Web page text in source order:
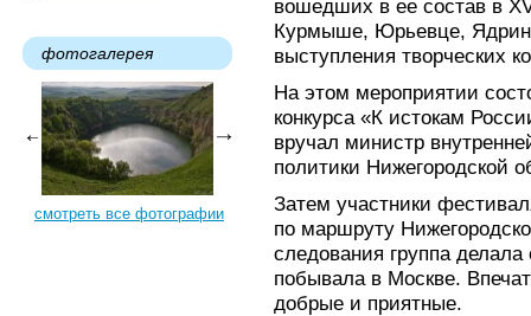
фотогалерея
смотреть все фотографии
вошедших в ее состав в
Курмыше, Юрьевце,
выступления творческих
На этом мероприятии
конкурса «К истокам
вручал министр
политики Нижегородской
Затем участники
по маршруту
следования группа делала
побывала в Москве.
добрые и приятные.